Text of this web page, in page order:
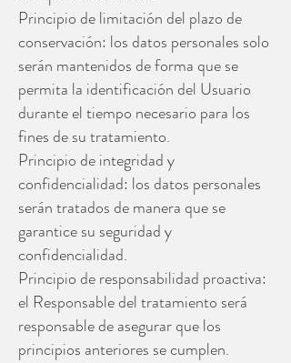
Principio de limitación del plazo de
conservación: los datos personales solo
serán mantenidos de forma que se
permita la identificación del Usuario
durante el tiempo necesario para los
fines de su tratamiento.
Principio de integridad y
confidencialidad: los datos personales
serán tratados de manera que se
garantice su seguridad y
confidencialidad.
Principio de responsabilidad proactiva:
el Responsable del tratamiento será
responsable de asegurar que los
principios anteriores se cumplen.